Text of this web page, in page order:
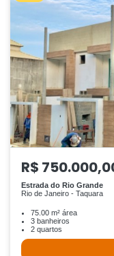
R$
Estrada do Rio Grande
Rio de Janeiro - Taquara
75.00 m² área
3 banheiros
2 quartos